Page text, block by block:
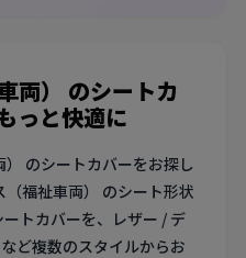
両） のシートカ
っと快適に
） のシートカバーをお探し
福祉車両） のシート形状
トカバーを、レザー / デ
ど複数のスタイルからお